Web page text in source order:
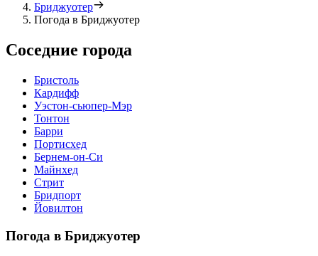
Бриджуотер
Погода в Бриджуотер
Соседние города
Бристоль
Кардифф
Уэстон-сьюпер-Мэр
Тонтон
Барри
Портисхед
Бернем-он-Си
Майнхед
Стрит
Бридпорт
Йовилтон
Погода в Бриджуотер